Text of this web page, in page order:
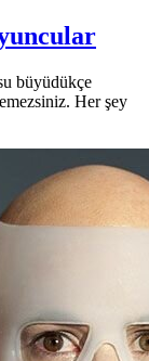
büyüdükçe
Her şey